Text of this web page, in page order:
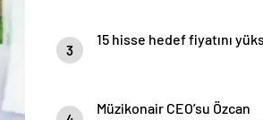
3
15 hisse hedef fiyatını
Müzikonair CEO’su Özcan